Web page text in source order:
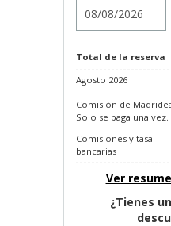
Total de la reserva
Agosto 2026
Comisión de
Solo se paga una vez.
Comisiones y tasa
bancarias
Ver
¿Tienes